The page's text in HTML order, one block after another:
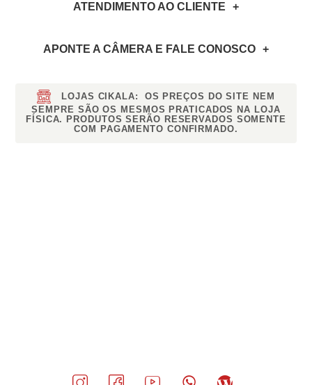
ATENDIMENTO AO CLIENTE
APONTE A CÂMERA E FALE CONOSCO
LOJAS CIKALA:
OS PREÇOS DO SITE NEM
SEMPRE SÃO OS MESMOS PRATICADOS NA LOJA
FÍSICA. PRODUTOS SERÃO RESERVADOS SOMENTE
COM PAGAMENTO CONFIRMADO.